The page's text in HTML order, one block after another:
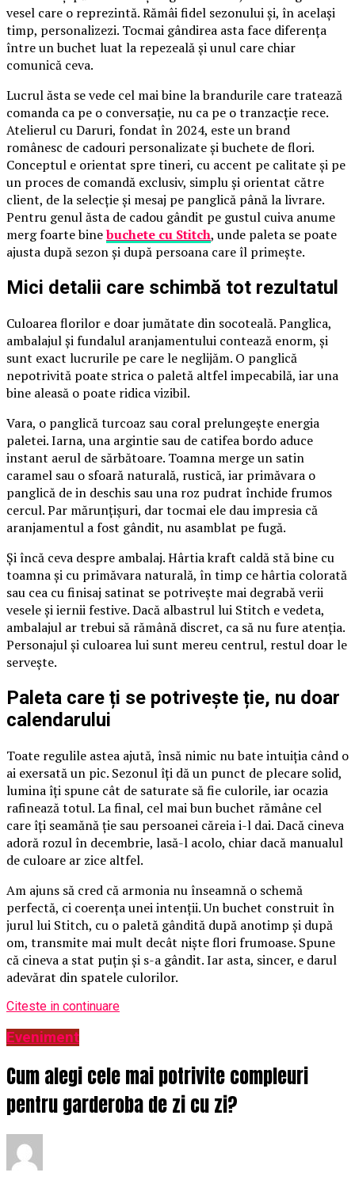
vesel care o reprezintă. Rămâi fidel sezonului și, în același
timp, personalizezi. Tocmai gândirea asta face diferența
între un buchet luat la repezeală și unul care chiar
comunică ceva.
Lucrul ăsta se vede cel mai bine la brandurile care tratează
comanda ca pe o conversație, nu ca pe o tranzacție rece.
Atelierul cu Daruri, fondat în 2024, este un brand
românesc de cadouri personalizate și buchete de flori.
Conceptul e orientat spre tineri, cu accent pe calitate și pe
un proces de comandă exclusiv, simplu și orientat către
client, de la selecție și mesaj pe panglică până la livrare.
Pentru genul ăsta de cadou gândit pe gustul cuiva anume
merg foarte binebuchete cu Stitch, unde paleta se poate
ajusta după sezon și după persoana care îl primește.
Mici detalii care schimbă tot rezultatul
Culoarea florilor e doar jumătate din socoteală. Panglica,
ambalajul și fundalul aranjamentului contează enorm, și
sunt exact lucrurile pe care le neglijăm. O panglică
nepotrivită poate strica o paletă altfel impecabilă, iar una
bine aleasă o poate ridica vizibil.
Vara, o panglică turcoaz sau coral prelungește energia
paletei. Iarna, una argintie sau de catifea bordo aduce
instant aerul de sărbătoare. Toamna merge un satin
caramel sau o sfoară naturală, rustică, iar primăvara o
panglică de in deschis sau una roz pudrat închide frumos
cercul. Par mărunțișuri, dar tocmai ele dau impresia că
aranjamentul a fost gândit, nu asamblat pe fugă.
Și încă ceva despre ambalaj. Hârtia kraft caldă stă bine cu
toamna și cu primăvara naturală, în timp ce hârtia colorată
sau cea cu finisaj satinat se potrivește mai degrabă verii
vesele și iernii festive. Dacă albastrul lui Stitch e vedeta,
ambalajul ar trebui să rămână discret, ca să nu fure atenția.
Personajul și culoarea lui sunt mereu centrul, restul doar le
servește.
Paleta care ți se potrivește ție, nu doar
calendarului
Toate regulile astea ajută, însă nimic nu bate intuiția când o
ai exersată un pic. Sezonul îți dă un punct de plecare solid,
lumina îți spune cât de saturate să fie culorile, iar ocazia
rafinează totul. La final, cel mai bun buchet rămâne cel
care îți seamănă ție sau persoanei căreia i-l dai. Dacă cineva
adoră rozul în decembrie, lasă-l acolo, chiar dacă manualul
de culoare ar zice altfel.
Am ajuns să cred că armonia nu înseamnă o schemă
perfectă, ci coerența unei intenții. Un buchet construit în
jurul lui Stitch, cu o paletă gândită după anotimp și după
om, transmite mai mult decât niște flori frumoase. Spune
că cineva a stat puțin și s-a gândit. Iar asta, sincer, e darul
adevărat din spatele culorilor.
Citeste in continuare
Eveniment
Cum alegi cele mai potrivite compleuri
pentru garderoba de zi cu zi?